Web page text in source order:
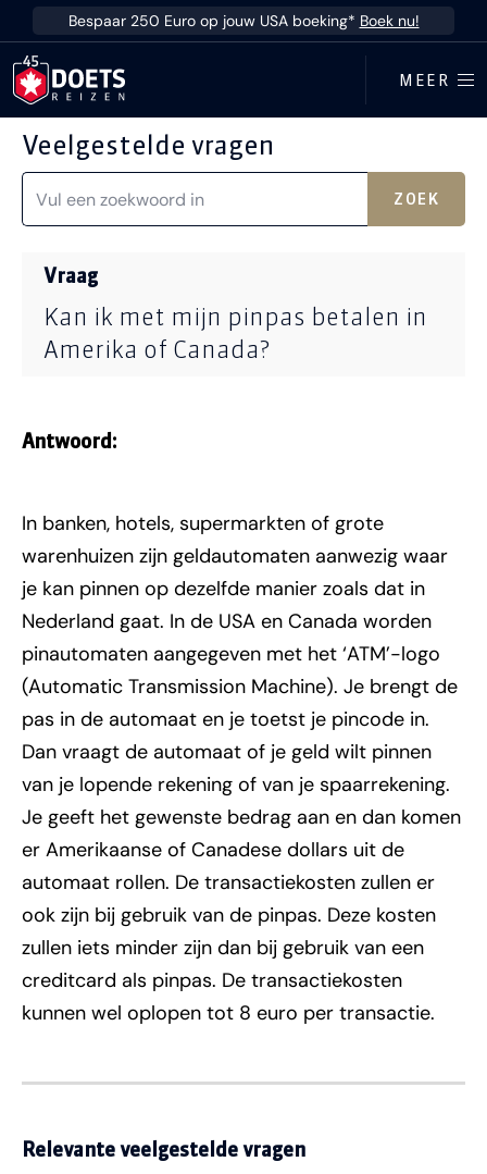
Ga direct naar inhoud
Bespaar 250 Euro op jouw USA boeking* Boek nu!
MEER
Veelgestelde vragen
ZOEK
Vraag
Kan ik met mijn pinpas betalen in
Amerika of Canada?
Antwoord:
In banken, hotels, supermarkten of grote
warenhuizen zijn geldautomaten aanwezig waar
je kan pinnen op dezelfde manier zoals dat in
Nederland gaat. In de USA en Canada worden
pinautomaten aangegeven met het ‘ATM’-logo
(Automatic Transmission Machine). Je brengt de
pas in de automaat en je toetst je pincode in.
Dan vraagt de automaat of je geld wilt pinnen
van je lopende rekening of van je spaarrekening.
Je geeft het gewenste bedrag aan en dan komen
er Amerikaanse of Canadese dollars uit de
automaat rollen. De transactiekosten zullen er
ook zijn bij gebruik van de pinpas. Deze kosten
zullen iets minder zijn dan bij gebruik van een
creditcard als pinpas. De transactiekosten
kunnen wel oplopen tot 8 euro per transactie.
Relevante veelgestelde vragen